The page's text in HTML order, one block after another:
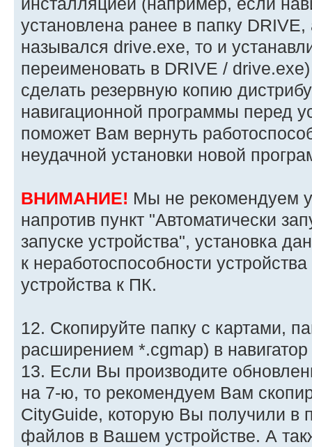
установлена ранее в папку
назывался drive.exe, то и
переименовать в DRIVE /
сделать резервную копию
навигационной программы перед
поможет Вам вернуть
неудачной установки новой
ВНИМАНИЕ! Мы не рекомендуем
напротив пункт "Автоматически
запуске устройства", установка
к неработоспособности
устройства к ПК.
12. Скопируйте папку с картами,
расширением *.cgmap) в
13. Если Вы производите
на 7-ю, то рекомендуем Вам
CityGuide, которую Вы получили в
файлов в Вашем устройстве. А